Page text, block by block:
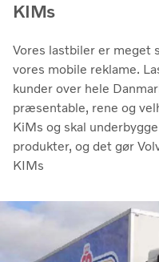
KIMs
Vores lastbiler er meget
vores mobile reklame.
kunder over hele
præsentable, rene og velholdte. De er
KiMs og skal
produkter, og det gør
KIMs